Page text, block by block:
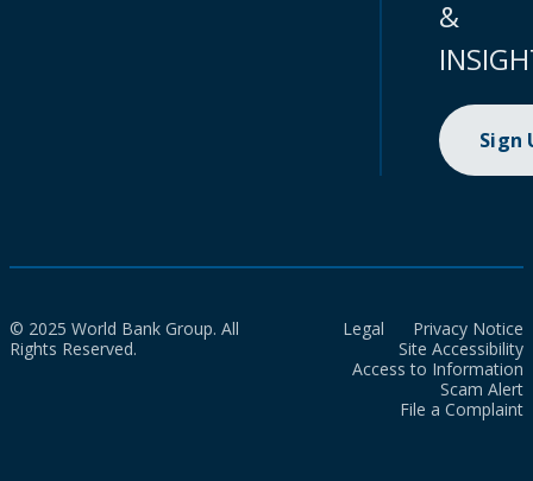
&
Sign
© 2025 World Bank Group. All
Rights Reserved.
Legal
Privacy Notice
Site Accessibility
Access to Information
Scam Alert
File a Complaint